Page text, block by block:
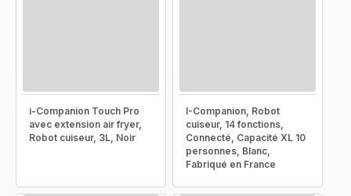
i-Companion Touch Pro
avec extension air fryer,
Robot cuiseur, 3L, Noir
I-Companion, Robot
cuiseur, 14 fonctions,
Connecté, Capacité XL 10
personnes, Blanc,
Fabriqué en France